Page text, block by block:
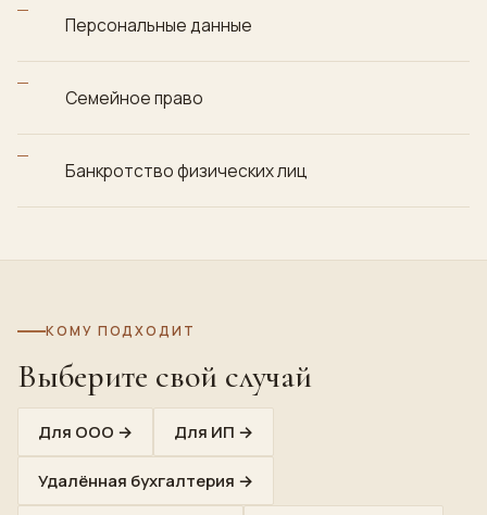
Персональные данные
Семейное право
Банкротство физических лиц
КОМУ ПОДХОДИТ
Выберите свой случай
Для ООО → Для ИП →
Удалённая бухгалтерия →